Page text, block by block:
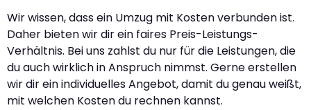
Wir wissen, dass ein Umzug mit Kosten verbunden ist.
Daher bieten wir dir ein faires Preis-Leistungs-
Verhältnis. Bei uns zahlst du nur für die Leistungen, die
du auch wirklich in Anspruch nimmst. Gerne erstellen
wir dir ein individuelles Angebot, damit du genau weißt,
mit welchen Kosten du rechnen kannst.